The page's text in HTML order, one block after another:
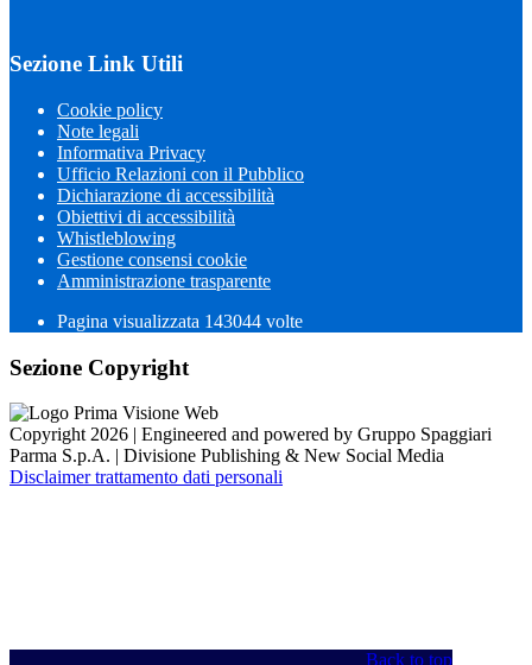
Sezione Link Utili
Cookie policy
Note legali
Informativa Privacy
Ufficio Relazioni con il Pubblico
Dichiarazione di accessibilità
Obiettivi di accessibilità
Whistleblowing
Gestione consensi cookie
Amministrazione trasparente
Pagina visualizzata 143044 volte
Sezione Copyright
Copyright 2026 | Engineered and powered by Gruppo Spaggiari
Parma S.p.A. | Divisione Publishing & New Social Media
Disclaimer trattamento dati personali
Back to top